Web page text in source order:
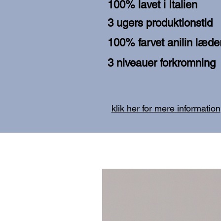
100% lavet i Italien
3 ugers produktionstid
100% farvet anilin
3 niveauer forkromning
klik her for mere information